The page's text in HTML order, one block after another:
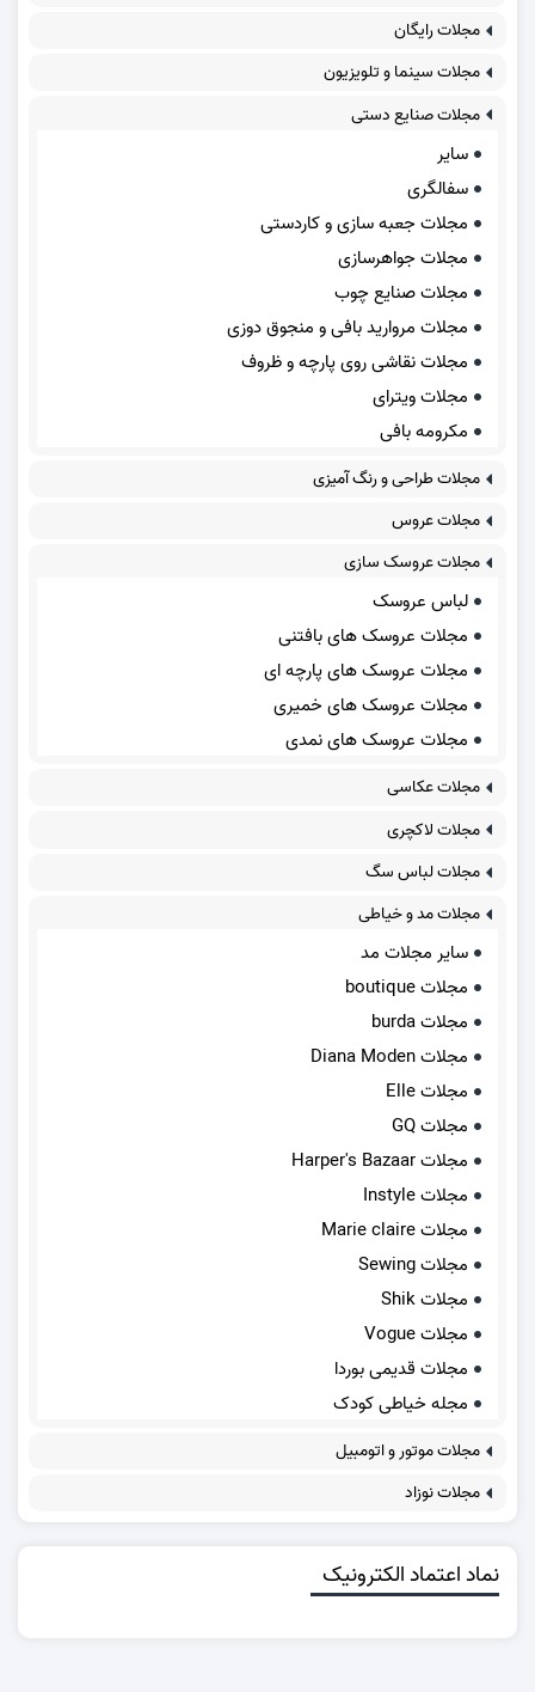
مجلات رایگان
مجلات سینما و تلویزیون
مجلات صنایع دستی
سایر
سفالگری
مجلات جعبه سازی و کاردستی
مجلات جواهرسازی
مجلات صنایع چوب
مجلات مروارید بافی و منجوق دوزی
مجلات نقاشی روی پارچه و ظروف
مجلات ویترای
مکرومه بافی
مجلات طراحی و رنگ آمیزی
مجلات عروس
مجلات عروسک سازی
لباس عروسک
مجلات عروسک های بافتنی
مجلات عروسک های پارچه ای
مجلات عروسک های خمیری
مجلات عروسک های نمدی
مجلات عکاسی
مجلات لاکچری
مجلات لباس سگ
مجلات مد و خیاطی
سایر مجلات مد
مجلات boutique
مجلات burda
مجلات Diana Moden
مجلات Elle
مجلات GQ
مجلات Harper's Bazaar
مجلات Instyle
مجلات Marie claire
مجلات Sewing
مجلات Shik
مجلات Vogue
مجلات قدیمی بوردا
مجله خیاطی کودک
مجلات موتور و اتومبیل
مجلات نوزاد
نماد اعتماد الکترونیک